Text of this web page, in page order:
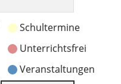
Schultermine
Unterrichtsfrei
Veranstaltungen